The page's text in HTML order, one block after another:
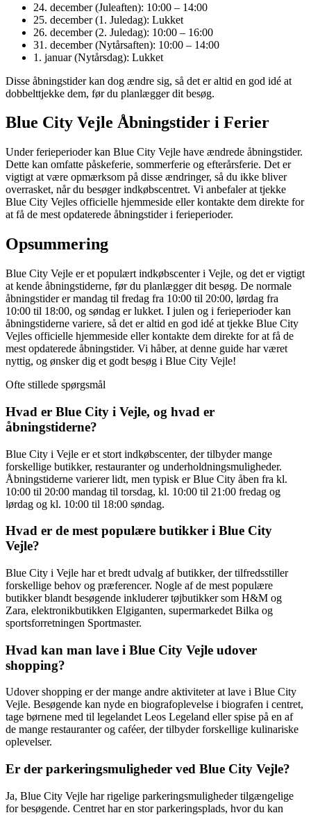
24. december (Juleaften): 10:00 – 14:00
25. december (1. Juledag): Lukket
26. december (2. Juledag): 10:00 – 16:00
31. december (Nytårsaften): 10:00 – 14:00
1. januar (Nytårsdag): Lukket
Disse åbningstider kan dog ændre sig, så det er altid en god idé at
dobbelttjekke dem, før du planlægger dit besøg.
Blue City Vejle Åbningstider i Ferier
Under ferieperioder kan Blue City Vejle have ændrede åbningstider.
Dette kan omfatte påskeferie, sommerferie og efterårsferie. Det er
vigtigt at være opmærksom på disse ændringer, så du ikke bliver
overrasket, når du besøger indkøbscentret. Vi anbefaler at tjekke
Blue City Vejles officielle hjemmeside eller kontakte dem direkte for
at få de mest opdaterede åbningstider i ferieperioder.
Opsummering
Blue City Vejle er et populært indkøbscenter i Vejle, og det er vigtigt
at kende åbningstiderne, før du planlægger dit besøg. De normale
åbningstider er mandag til fredag fra 10:00 til 20:00, lørdag fra
10:00 til 18:00, og søndag er lukket. I julen og i ferieperioder kan
åbningstiderne variere, så det er altid en god idé at tjekke Blue City
Vejles officielle hjemmeside eller kontakte dem direkte for at få de
mest opdaterede åbningstider. Vi håber, at denne guide har været
nyttig, og ønsker dig et godt besøg i Blue City Vejle!
Ofte stillede spørgsmål
Hvad er Blue City i Vejle, og hvad er
åbningstiderne?
Blue City i Vejle er et stort indkøbscenter, der tilbyder mange
forskellige butikker, restauranter og underholdningsmuligheder.
Åbningstiderne varierer lidt, men typisk er Blue City åben fra kl.
10:00 til 20:00 mandag til torsdag, kl. 10:00 til 21:00 fredag og
lørdag og kl. 10:00 til 18:00 søndag.
Hvad er de mest populære butikker i Blue City
Vejle?
Blue City i Vejle har et bredt udvalg af butikker, der tilfredsstiller
forskellige behov og præferencer. Nogle af de mest populære
butikker blandt besøgende inkluderer tøjbutikker som H&M og
Zara, elektronikbutikken Elgiganten, supermarkedet Bilka og
sportsforretningen Sportmaster.
Hvad kan man lave i Blue City Vejle udover
shopping?
Udover shopping er der mange andre aktiviteter at lave i Blue City
Vejle. Besøgende kan nyde en biografoplevelse i biografen i centret,
tage børnene med til legelandet Leos Legeland eller spise på en af ​​
de mange restauranter og caféer, der tilbyder forskellige kulinariske
oplevelser.
Er der parkeringsmuligheder ved Blue City Vejle?
Ja, Blue City Vejle har rigelige parkeringsmuligheder tilgængelige
for besøgende. Centret har en stor parkeringsplads, hvor du kan